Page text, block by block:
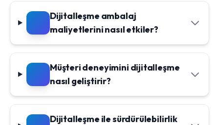
Dijitalleşme ambalaj
maliyetlerini nasıl etkiler?
Müşteri deneyimini dijitalleşme
nasıl geliştirir?
Dijitalleşme ile sürdürülebilirlik